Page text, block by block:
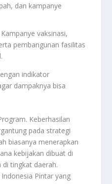
dan kampanye
vaksinasi,
pembangunan fasilitas
indikator
dampaknya bisa
Keberhasilan
pada strategi
biasanya menerapkan
kebijakan dibuat di
tingkat daerah.
Pintar yang